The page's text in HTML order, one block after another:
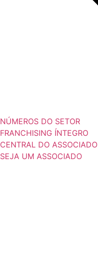
NÚMEROS DO SETOR
FRANCHISING ÍNTEGRO
CENTRAL DO ASSOCIADO
SEJA UM ASSOCIADO